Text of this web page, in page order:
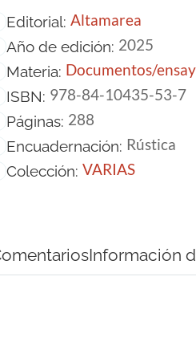
Editorial: Altamarea
Año de edición: 2025
Materia: Documentos/
ISBN: 978-84-10435-53-7
Páginas: 288
Encuadernación: Rústica
Colección: VARIAS
Información